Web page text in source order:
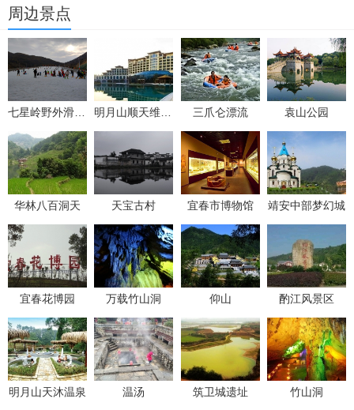
周边景点
七星岭野外滑雪场 三爪仑漂流 袁山公园
华林八百洞天 天宝古村 宜春市博物馆 靖安中部梦幻城
宜春花博园 万载竹山洞 仰山 酌江风景区
明月山天沐温泉 温汤 筑卫城遗址 竹山洞